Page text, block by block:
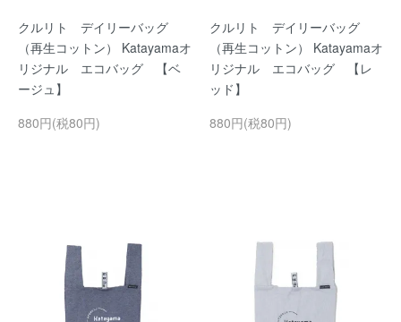
クルリト デイリーバッグ
（再生コットン） Katayamaオ
リジナル エコバッグ 【ベ
ージュ】
880円(税80円)
クルリト デイリーバッグ
（再生コットン） Katayamaオ
リジナル エコバッグ 【レ
ッド】
880円(税80円)